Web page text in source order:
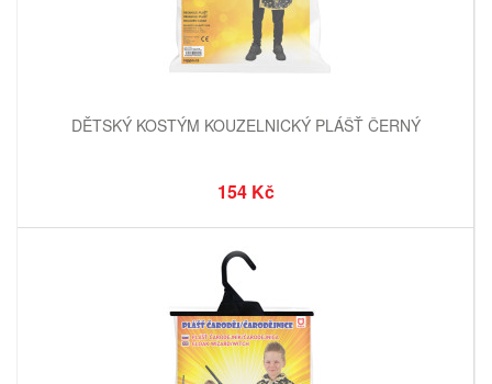
DĚTSKÝ KOSTÝM KOUZELNICKÝ PLÁŠŤ ČERNÝ
154 Kč